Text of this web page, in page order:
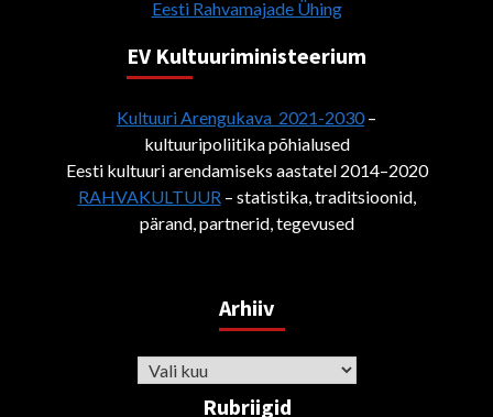
Eesti Rahvamajade Ühing
EV Kultuuriministeerium
Kultuuri Arengukava 2021-2030–
kultuuripoliitika põhialused
Eesti kultuuri arendamiseks aastatel 2014–2020
RAHVAKULTUUR– statistika, traditsioonid,
pärand, partnerid, tegevused
Arhiiv
Arhiiv
Rubriigid